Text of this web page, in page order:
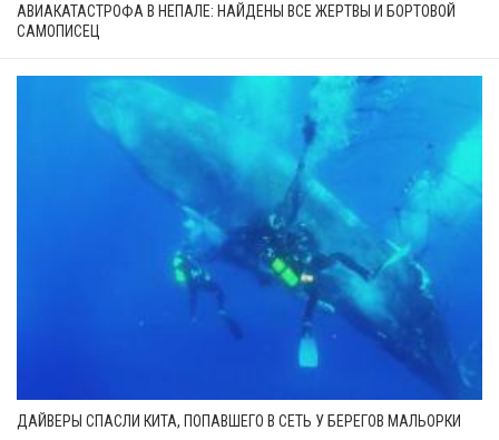
АВИАКАТАСТРОФА В НЕПАЛЕ: НАЙДЕНЫ ВСЕ ЖЕРТВЫ И БОРТОВОЙ
САМОПИСЕЦ
ДАЙВЕРЫ СПАСЛИ КИТА, ПОПАВШЕГО В СЕТЬ У БЕРЕГОВ МАЛЬОРКИ